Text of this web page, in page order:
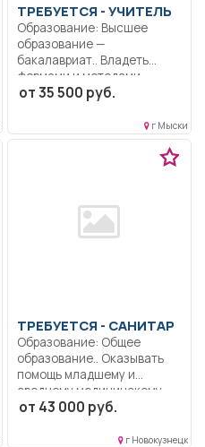
ТРЕБУЕТСЯ - УЧИТЕЛЬ
Образование: Высшее
образование —
бакалавриат.. Владеть
формами и методами...
от 35 500 руб.
г Мыски
ТРЕБУЕТСЯ - САНИТАР
Образование: Общее
образование.. Оказывать
помощь младшему и
среднему медицинскому...
от 43 000 руб.
г Новокузнецк